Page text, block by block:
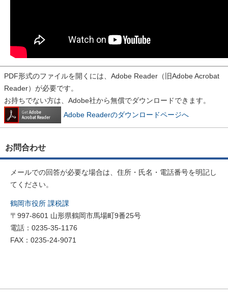
PDF形式のファイルを開くには、Adobe Reader（旧Adobe Acrobat
Reader）が必要です。
お持ちでない方は、Adobe社から無償でダウンロードできます。
Adobe Readerのダウンロードページへ
お問合わせ
メールでの回答が必要な場合は、住所・氏名・電話番号を明記し
てください。
鶴岡市役所 課税課
〒997-8601 山形県鶴岡市馬場町9番25号
電話：0235-35-1176
FAX：0235-24-9071